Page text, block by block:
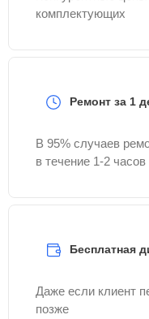
комплектующих
Ремонт за 1
В 95% случаев
в течение 1-2 часов
Бесплатная
Даже если клиент
позже